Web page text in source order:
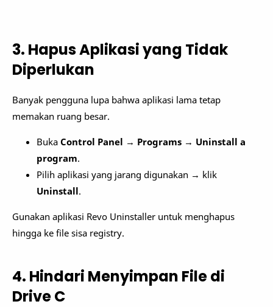
3. Hapus Aplikasi yang Tidak
Diperlukan
Banyak pengguna lupa bahwa aplikasi lama tetap
memakan ruang besar.
Buka Control Panel → Programs → Uninstall a
program.
Pilih aplikasi yang jarang digunakan → klik
Uninstall.
Gunakan aplikasi Revo Uninstaller untuk menghapus
hingga ke file sisa registry.
4. Hindari Menyimpan File di
Drive C